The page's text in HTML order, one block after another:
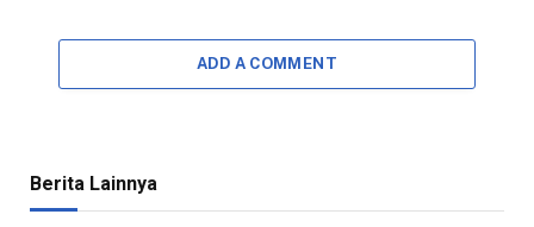
ADD A COMMENT
Berita Lainnya